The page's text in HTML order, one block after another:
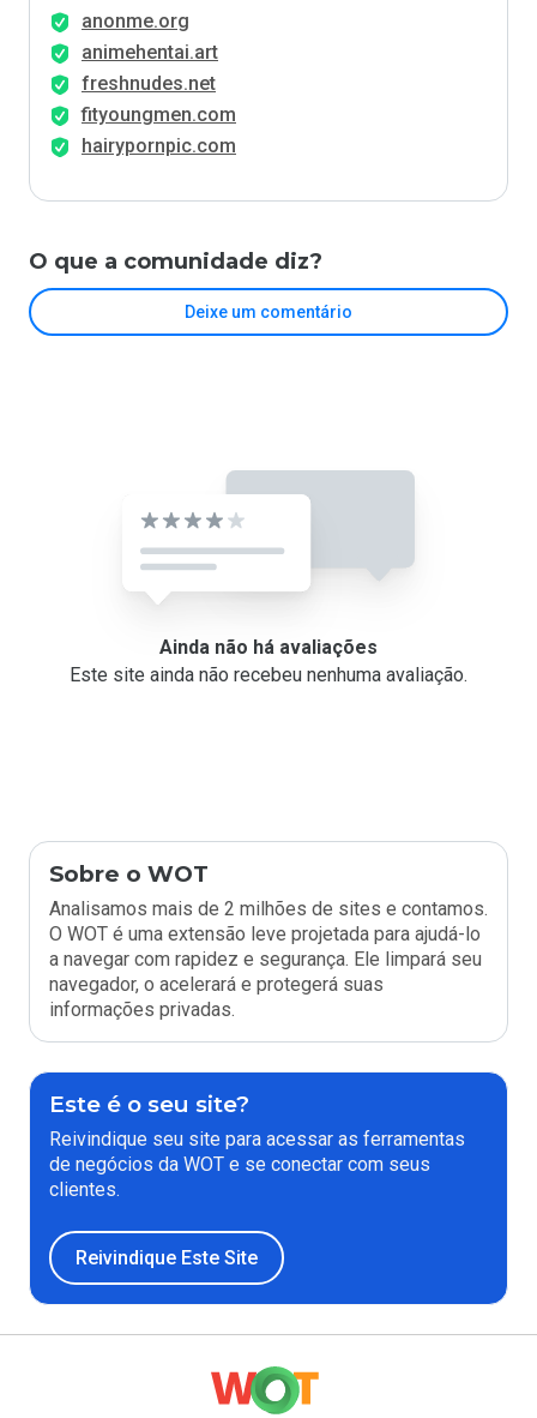
anonme.org
animehentai.art
freshnudes.net
fityoungmen.com
hairypornpic.com
O que a comunidade diz?
Deixe um comentário
Ainda não há avaliações
Este site ainda não recebeu nenhuma avaliação.
Sobre o WOT
Analisamos mais de 2 milhões de sites e contamos.
O WOT é uma extensão leve projetada para ajudá-lo
a navegar com rapidez e segurança. Ele limpará seu
navegador, o acelerará e protegerá suas
informações privadas.
Este é o seu site?
Reivindique seu site para acessar as ferramentas
de negócios da WOT e se conectar com seus
clientes.
Reivindique Este Site